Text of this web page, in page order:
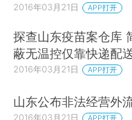
2016年03月21日 APP打开
探查山东疫苗案仓库
蔽无温控仅靠快递配
2016年03月21日 APP打开
山东公布非法经营外
2016年03月21日 APP打开